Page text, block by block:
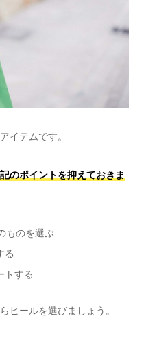
イテムです。
のポイントを抑えておきま
ものを選ぶ
る
トする
ヒールを選びましょう。